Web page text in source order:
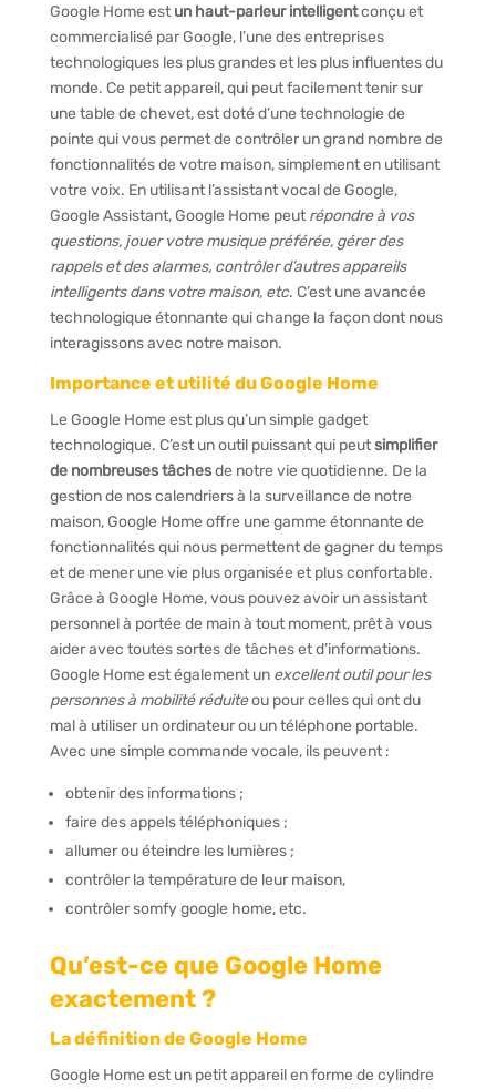
Google Home est un haut-parleur intelligentconçu et
commercialisé par Google, l’une des entreprises
technologiques les plus grandes et les plus influentes du
monde. Ce petit appareil, qui peut facilement tenir sur
une table de chevet, est doté d’une technologie de
pointe qui vous permet de contrôler un grand nombre de
fonctionnalités de votre maison, simplement en utilisant
votre voix. En utilisant l’assistant vocal de Google,
Google Assistant, Google Home peut répondre à vos
questions, jouer votre musique préférée, gérer des
rappels et des alarmes, contrôler d’autres appareils
intelligents dans votre maison, etc. C’est une avancée
technologique étonnante qui change la façon dont nous
interagissons avec notre maison.
Importance et utilité du Google Home
Le Google Home est plus qu’un simple gadget
technologique. C’est un outil puissant qui peutsimplifier
de nombreuses tâchesde notre vie quotidienne. De la
gestion de nos calendriers à la surveillance de notre
maison, Google Home offre une gamme étonnante de
fonctionnalités qui nous permettent de gagner du temps
et de mener une vie plus organisée et plus confortable.
Grâce à Google Home, vous pouvez avoir un assistant
personnel à portée de main à tout moment, prêt à vous
aider avec toutes sortes de tâches et d’informations.
Google Home est également un excellent outil pour les
personnes à mobilité réduiteou pour celles qui ont du
mal à utiliser un ordinateur ou un téléphone portable.
Avec une simple commande vocale, ils peuvent :
obtenir des informations ;
faire des appels téléphoniques ;
allumer ou éteindre les lumières ;
contrôler la température de leur maison,
contrôler somfy google home, etc.
Qu’est-ce que Google Home
exactement ?
La définition de Google Home
Google Home est un petit appareil en forme de cylindre